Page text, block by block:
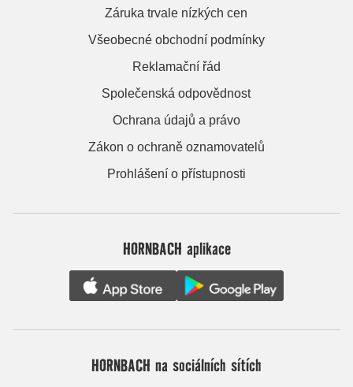
Záruka trvale nízkých cen
Všeobecné obchodní podmínky
Reklamační řád
Společenská odpovědnost
Ochrana údajů a právo
Zákon o ochraně oznamovatelů
Prohlášení o přístupnosti
HORNBACH aplikace
HORNBACH na sociálních sítích